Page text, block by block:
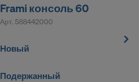
Frami консоль 60
Арт. 588442000
Новый
Подержанный